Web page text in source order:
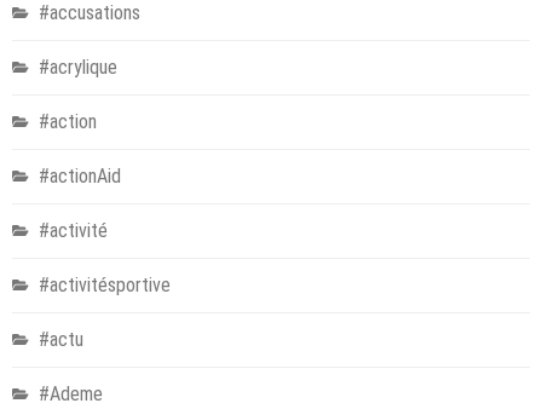
#accusations
#acrylique
#action
#actionAid
#activité
#activitésportive
#actu
#Ademe